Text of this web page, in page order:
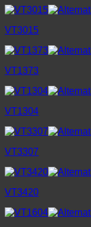
VT3015
VT1373
VT1304
VT3307
VT3420